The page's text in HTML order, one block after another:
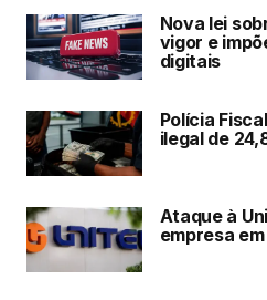
Nova lei
vigor e
digitais
Polícia
ilegal de
Ataque à
empresa